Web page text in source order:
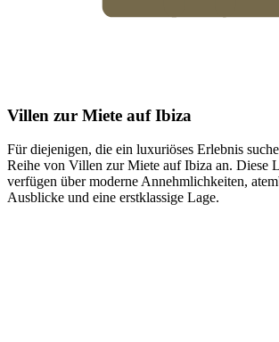
Villen zur Miete auf Ibiza
Für diejenigen, die ein luxuriöses Erlebnis
Reihe von Villen zur Miete auf Ibiza an. Diese
verfügen über moderne Annehmlichkeiten,
Ausblicke und eine erstklassige Lage.